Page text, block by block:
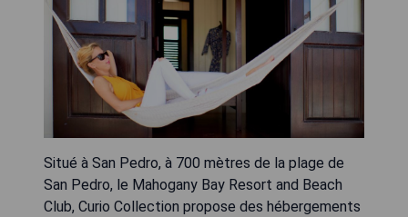
Situé à San Pedro, à 700 mètres de la plage de
San Pedro, le Mahogany Bay Resort and Beach
Club, Curio Collection propose des hébergements